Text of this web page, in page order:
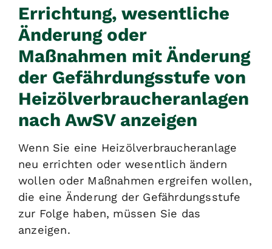
Errichtung, wesentliche
Änderung oder
Maßnahmen mit Änderung
der Gefährdungsstufe von
Heizölverbraucheranlagen
nach AwSV anzeigen
Wenn Sie eine Heizölverbraucheranlage
neu errichten oder wesentlich ändern
wollen oder Maßnahmen ergreifen wollen,
die eine Änderung der Gefährdungsstufe
zur Folge haben, müssen Sie das
anzeigen.